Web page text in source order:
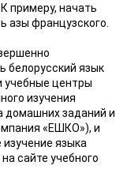
примеру, начать
азы французского.
белорусский язык
учебные центры
изучения
домашних заданий и
«ЕШКО»), и
языка
сайте учебного